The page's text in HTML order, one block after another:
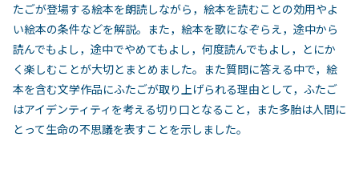
たごが登場する絵本を朗読しながら，絵本を読むことの効用やよ
い絵本の条件などを解説。また，絵本を歌になぞらえ，途中から
読んでもよし，途中でやめてもよし，何度読んでもよし，とにか
く楽しむことが大切とまとめました。また質問に答える中で，絵
本を含む文学作品にふたごが取り上げられる理由として，ふたご
はアイデンティティを考える切り口となること，また多胎は人間に
とって生命の不思議を表すことを示しました。